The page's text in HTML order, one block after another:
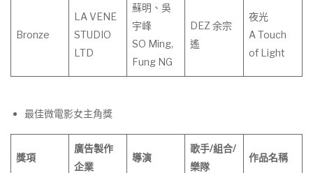
Bronze
LA VENE
STUDIO
LTD
蘇明、吳
宇峰
SO Ming,
Fung NG
DEZ 余宗
遙
夜光
A Touch
of Light
最佳微電影女主角獎
獎項
廣告製作
企業
導演
歌手/組合/
樂隊
作品名稱